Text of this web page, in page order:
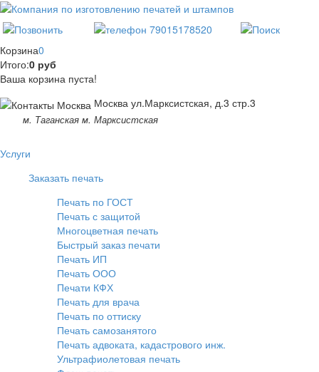
Корзина0
Итого:0 руб
Ваша корзина пуста!
Москва ул.Марксистская, д.3 стр.3
м. Таганская м. Марксистская
Услуги
Заказать печать
Печать по ГОСТ
Печать с защитой
Многоцветная печать
Быстрый заказ печати
Печать ИП
Печать ООО
Печати КФХ
Печать для врача
Печать по оттиску
Печать самозанятого
Печать адвоката, кадастрового инж.
Ультрафиолетовая печать